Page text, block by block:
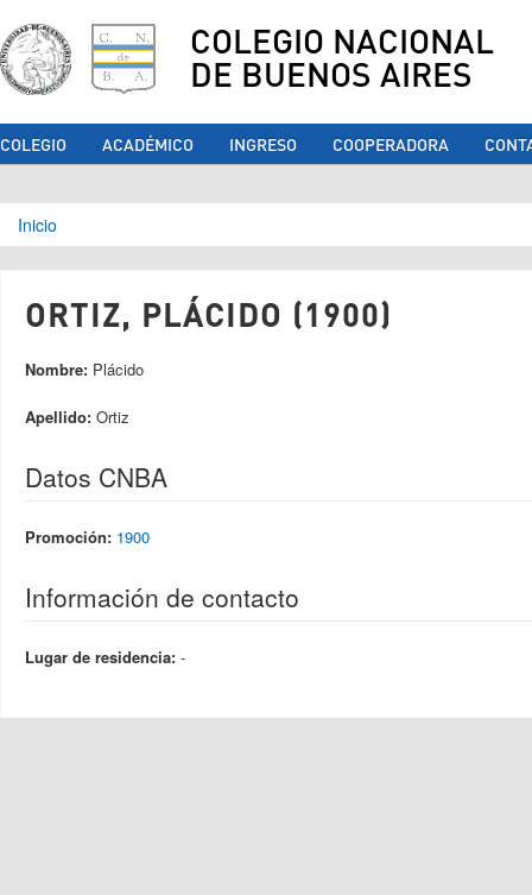
COLEGIO NACIONAL
DE BUENOS AIRES
COLEGIO ACADÉMICO INGRESO COOPERADORA
Se encuentra usted aquí
Inicio
ORTIZ, PLÁCIDO (1900)
Nombre: Plácido
Apellido: Ortiz
Datos CNBA
Promoción: 1900
Información de contacto
Lugar de residencia: -